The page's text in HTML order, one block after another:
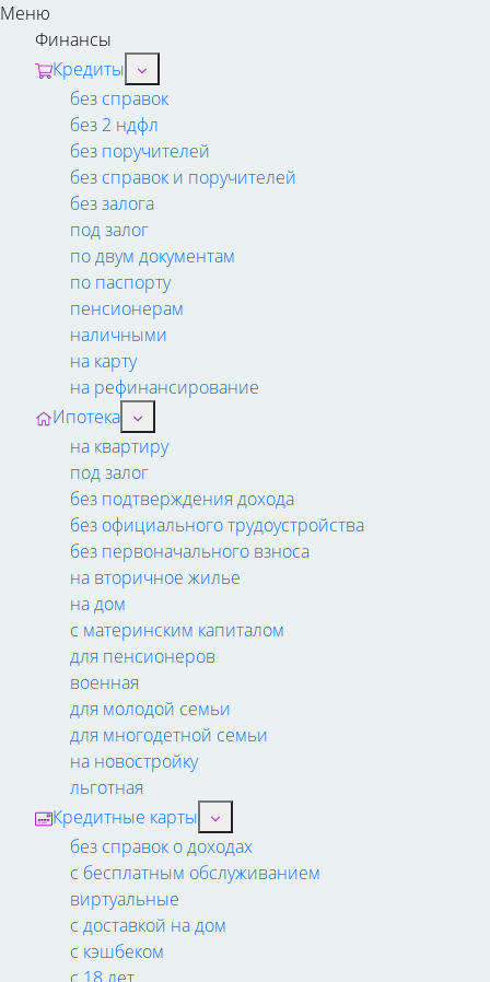
Меню
Финансы
Кредиты
без справок
без 2 ндфл
без поручителей
без справок и поручителей
без залога
под залог
по двум документам
по паспорту
пенсионерам
наличными
на карту
на рефинансирование
Ипотека
на квартиру
под залог
без подтверждения дохода
без официального трудоустройства
без первоначального взноса
на вторичное жилье
на дом
с материнским капиталом
для пенсионеров
военная
для молодой семьи
для многодетной семьи
на новостройку
льготная
Кредитные карты
без справок о доходах
с бесплатным обслуживанием
виртуальные
с доставкой на дом
с кэшбеком